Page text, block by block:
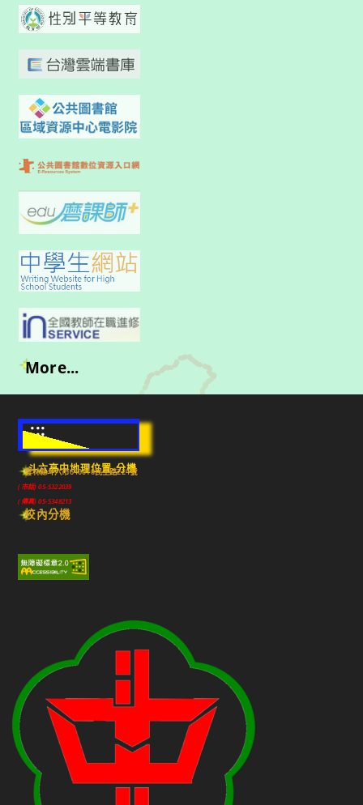
More...
:::
斗六高中地理位置-分機
雲林縣斗六市640010民生路224號
(市話) 05-5322039
(傳真) 05-5348213
校內分機